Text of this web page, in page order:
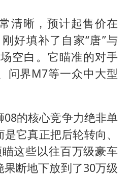
清晰，预计起售价在
好填补了自家“唐”与
空白。它瞄准的对手
问界M7等一众中大型
的核心竞争力绝非单
它真正把后轮转向、
这些以往百万级豪车
断地下放到了30万级